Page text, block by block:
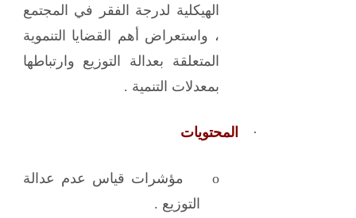
الهيكلية لدرجة الفقر في المجتمع
، واستعراض أهم القضايا التنموية
المتعلقة بعدالة التوزيع وارتباطها
بمعدلات التنمية .
· المحتويات
o
مؤشرات قياس عدم عدالة
التوزيع .